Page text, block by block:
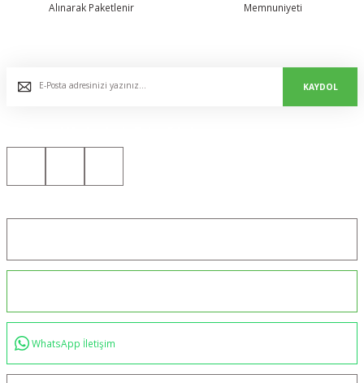
Alınarak Paketlenir
Memnuniyeti
KAYDOL
WhatsApp İletişim